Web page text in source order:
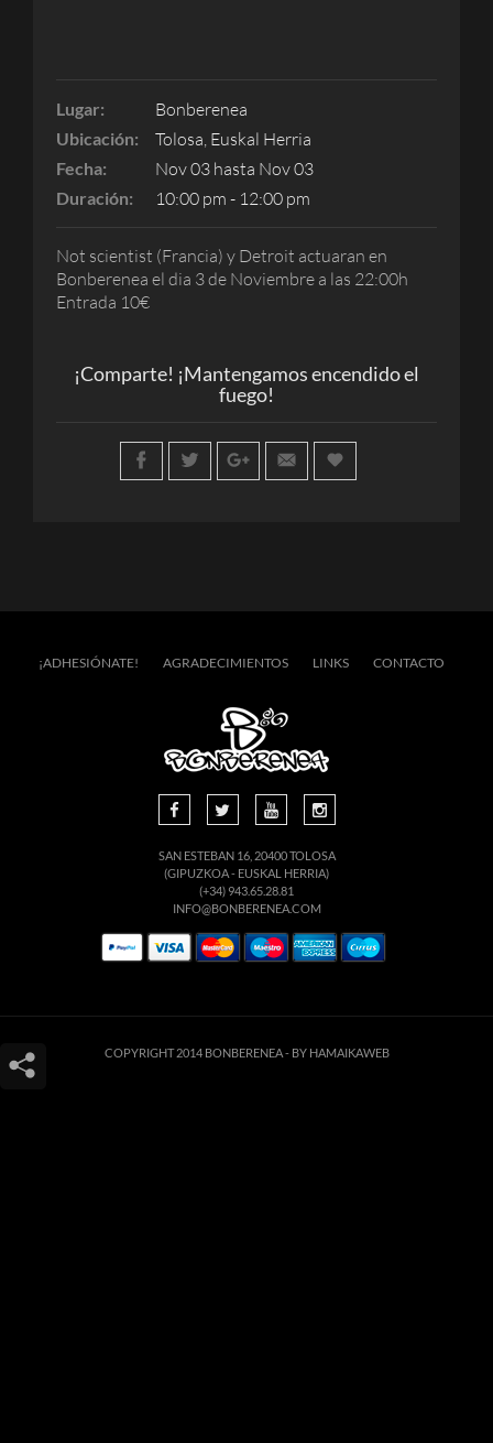
Lugar: Bonberenea
Ubicación: Tolosa, Euskal Herria
Fecha: Nov 03 hasta Nov 03
Duración: 10:00 pm - 12:00 pm
Not scientist (Francia) y Detroit actuaran en
Bonberenea el dia 3 de Noviembre a las 22:00h
Entrada 10€
¡Comparte! ¡Mantengamos encendido el
fuego!
¡ADHESIÓNATE! AGRADECIMIENTOS LINKS CONTACTO
SAN ESTEBAN 16, 20400 TOLOSA
(GIPUZKOA - EUSKAL HERRIA)
(+34) 943.65.28.81
INFO@BONBERENEA.COM
COPYRIGHT 2014 BONBERENEA - BY HAMAIKAWEB